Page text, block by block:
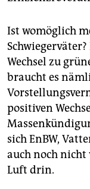
Ist womöglich
Wechsel zu
braucht es
positiven
sich EnBW,
auch noch nicht
Luft drin.